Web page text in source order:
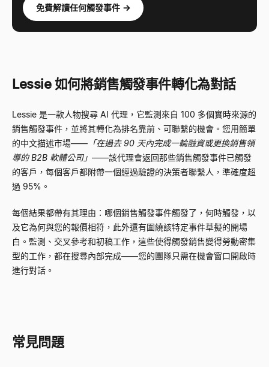
免費解讀任何觸發事件 →
Lessie 如何將銷售觸發事件轉化為對話
Lessie 是一款人物搜尋 AI 代理，它監測來自 100 多個實時來源的
銷售觸發事件，並將其轉化為排名靠前、可聯繫的機會。您用簡單
的中文描述市場—— 「在過去 90 天內完成一輪融資或更換銷售領
導的 B2B 軟體公司」 ——該代理會返回那些銷售觸發事件已觸發
的客戶，每個客戶都附帶一個經過驗證的決策者聯繫人，準確度超
過 95%。
每個結果都帶有其理由：哪個銷售觸發事件觸發了，何時觸發，以
及它為何與您的報價相符，此外還有圍繞該特定事件草擬的開場
白。監測、交叉參考和初稿工作，這些使得觸發銷售變得勞動密集
型的工作，都在搜尋內部完成——您的團隊只需在機會窗口開啟時
進行對話。
常見問題